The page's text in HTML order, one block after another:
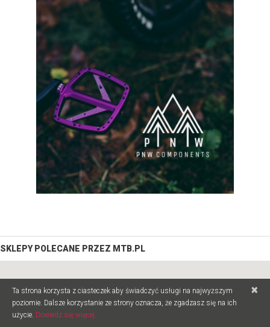
SKLEPY POLECANE PRZEZ MTB.PL
×
Ta strona korzysta z ciasteczek aby świadczyć usługi na najwyższym
poziomie. Dalsze korzystanie ze strony oznacza, że zgadzasz się na ich
użycie. Dowiedz się więcej.